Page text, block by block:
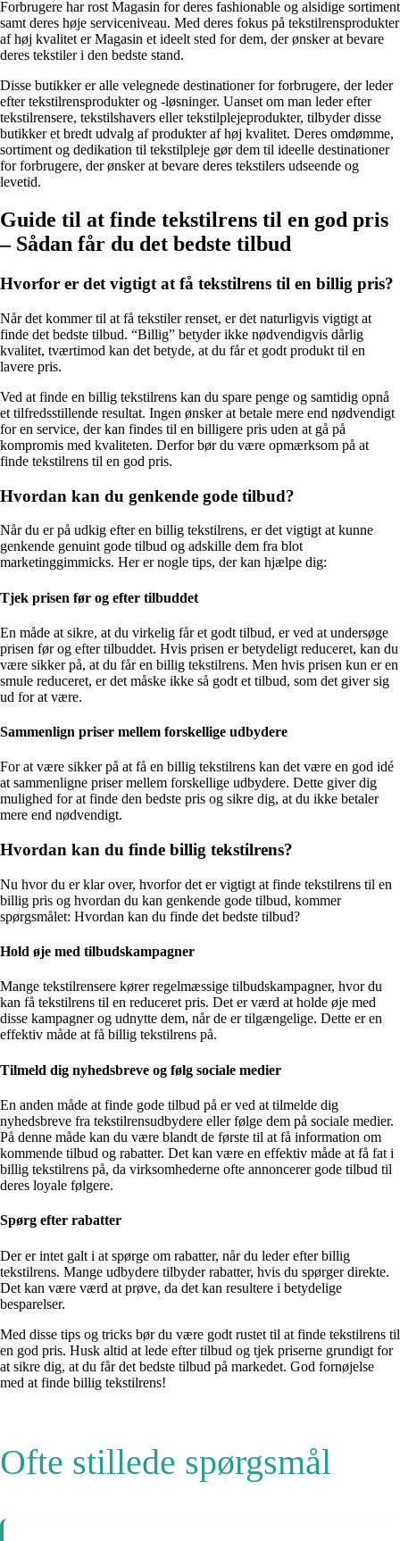
Forbrugere har rost Magasin for deres fashionable og alsidige sortiment
samt deres høje serviceniveau. Med deres fokus på tekstilrensprodukter
af høj kvalitet er Magasin et ideelt sted for dem, der ønsker at bevare
deres tekstiler i den bedste stand.
Disse butikker er alle velegnede destinationer for forbrugere, der leder
efter tekstilrensprodukter og -løsninger. Uanset om man leder efter
tekstilrensere, tekstilshavers eller tekstilplejeprodukter, tilbyder disse
butikker et bredt udvalg af produkter af høj kvalitet. Deres omdømme,
sortiment og dedikation til tekstilpleje gør dem til ideelle destinationer
for forbrugere, der ønsker at bevare deres tekstilers udseende og
levetid.
Guide til at finde tekstilrens til en god pris
– Sådan får du det bedste tilbud
Hvorfor er det vigtigt at få tekstilrens til en billig pris?
Når det kommer til at få tekstiler renset, er det naturligvis vigtigt at
finde det bedste tilbud. “Billig” betyder ikke nødvendigvis dårlig
kvalitet, tværtimod kan det betyde, at du får et godt produkt til en
lavere pris.
Ved at finde en billig tekstilrens kan du spare penge og samtidig opnå
et tilfredsstillende resultat. Ingen ønsker at betale mere end nødvendigt
for en service, der kan findes til en billigere pris uden at gå på
kompromis med kvaliteten. Derfor bør du være opmærksom på at
finde tekstilrens til en god pris.
Hvordan kan du genkende gode tilbud?
Når du er på udkig efter en billig tekstilrens, er det vigtigt at kunne
genkende genuint gode tilbud og adskille dem fra blot
marketinggimmicks. Her er nogle tips, der kan hjælpe dig:
Tjek prisen før og efter tilbuddet
En måde at sikre, at du virkelig får et godt tilbud, er ved at undersøge
prisen før og efter tilbuddet. Hvis prisen er betydeligt reduceret, kan du
være sikker på, at du får en billig tekstilrens. Men hvis prisen kun er en
smule reduceret, er det måske ikke så godt et tilbud, som det giver sig
ud for at være.
Sammenlign priser mellem forskellige udbydere
For at være sikker på at få en billig tekstilrens kan det være en god idé
at sammenligne priser mellem forskellige udbydere. Dette giver dig
mulighed for at finde den bedste pris og sikre dig, at du ikke betaler
mere end nødvendigt.
Hvordan kan du finde billig tekstilrens?
Nu hvor du er klar over, hvorfor det er vigtigt at finde tekstilrens til en
billig pris og hvordan du kan genkende gode tilbud, kommer
spørgsmålet: Hvordan kan du finde det bedste tilbud?
Hold øje med tilbudskampagner
Mange tekstilrensere kører regelmæssige tilbudskampagner, hvor du
kan få tekstilrens til en reduceret pris. Det er værd at holde øje med
disse kampagner og udnytte dem, når de er tilgængelige. Dette er en
effektiv måde at få billig tekstilrens på.
Tilmeld dig nyhedsbreve og følg sociale medier
En anden måde at finde gode tilbud på er ved at tilmelde dig
nyhedsbreve fra tekstilrensudbydere eller følge dem på sociale medier.
På denne måde kan du være blandt de første til at få information om
kommende tilbud og rabatter. Det kan være en effektiv måde at få fat i
billig tekstilrens på, da virksomhederne ofte annoncerer gode tilbud til
deres loyale følgere.
Spørg efter rabatter
Der er intet galt i at spørge om rabatter, når du leder efter billig
tekstilrens. Mange udbydere tilbyder rabatter, hvis du spørger direkte.
Det kan være værd at prøve, da det kan resultere i betydelige
besparelser.
Med disse tips og tricks bør du være godt rustet til at finde tekstilrens til
en god pris. Husk altid at lede efter tilbud og tjek priserne grundigt for
at sikre dig, at du får det bedste tilbud på markedet. God fornøjelse
med at finde billig tekstilrens!
Ofte stillede spørgsmål